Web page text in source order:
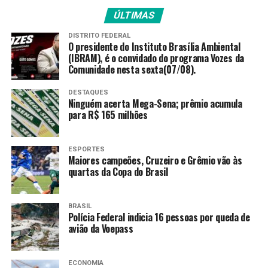
infraestrutura, como recuperação da vegetação,
sistemas de drenagem e captação de água da chuva.
Com capacidade aproximada de 30 mil litros, o sistema
de reaproveitamento pluvial poderá ser utilizado na
limpeza das placas fotovoltaicas, em apoio a possíveis
combates a incêndios, além de prevenir erosão nas
encostas.
Dependendo da avaliação do projeto-piloto, a iniciativa
pode ser levada para outras comunidades da cidade.
Modelo
Para o professor Lino Marujo, chefe do Departamento
de Engenharia Industrial da Escola Politécnica da
Universidade Federal do Rio de Janeiro (UFRJ), o projeto
tem potencial se servir como modelo e
ÚLTIMAS
DISTRITO FEDERAL
O presidente do Instituto Brasília Ambiental
(IBRAM), é o convidado do programa Vozes da
Comunidade nesta sexta(07/08).
DESTAQUES
Ninguém acerta Mega-Sena; prêmio acumula
para R$ 165 milhões
ESPORTES
Maiores campeões, Cruzeiro e Grêmio vão às
quartas da Copa do Brasil
BRASIL
Polícia Federal indicia 16 pessoas por queda de
avião da Voepass
ECONOMIA